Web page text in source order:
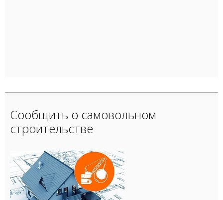
Сообщить о самовольном
строительстве